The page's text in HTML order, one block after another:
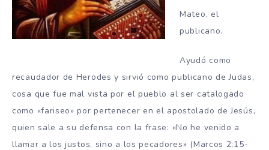
Mateo, el
publicano.
Ayudó como
recaudador de Herodes y sirvió como publicano de Judas,
cosa que fue mal vista por el pueblo al ser catalogado
como «fariseo» por pertenecer en el apostolado de Jesús,
quien sale a su defensa con la frase: «No he venido a
llamar a los justos, sino a los pecadores» (Marcos 2;15-